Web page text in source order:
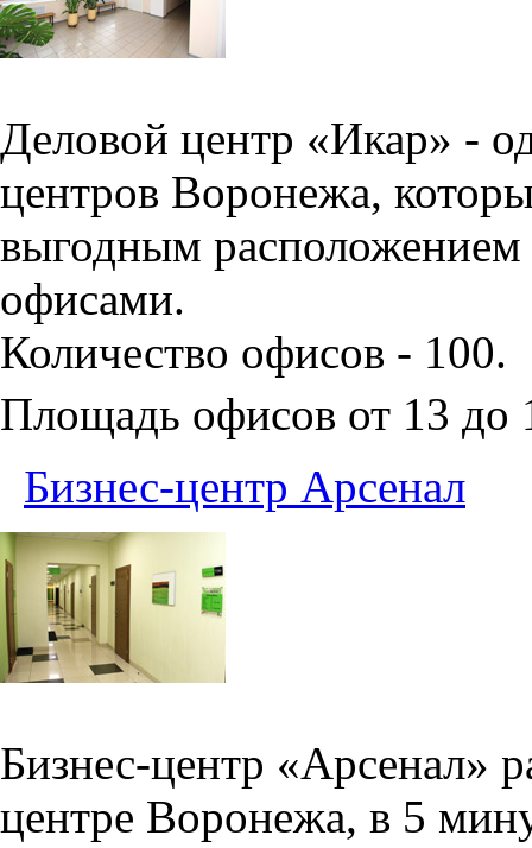
Деловой центр «Икар» -
центров Воронежа,
выгодным
офисами.
Количество офисов - 100.
Площадь офисов от 13 до
Бизнес-центр Арсенал
Бизнес-центр «Арсенал»
центре Воронежа, в 5